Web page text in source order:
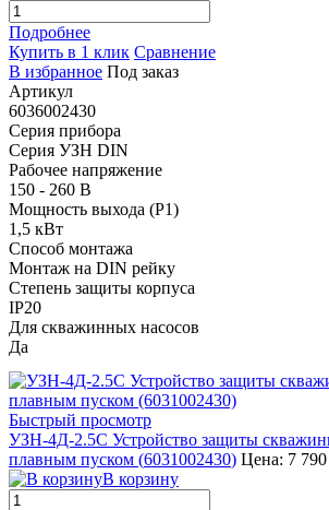
Подробнее
Купить в 1 клик Сравнение
В избранное Под заказ
Артикул
6036002430
Серия прибора
Серия УЗН DIN
Рабочее напряжение
150 - 260 В
Мощность выхода (P1)
1,5 кВт
Способ монтажа
Монтаж на DIN рейку
Степень защиты корпуса
IP20
Для скважинных насосов
Да
Быстрый просмотр
УЗН-4Д-2.5С Устройство защиты
плавным пуском (6031002430) Цена: 7 790
В корзину